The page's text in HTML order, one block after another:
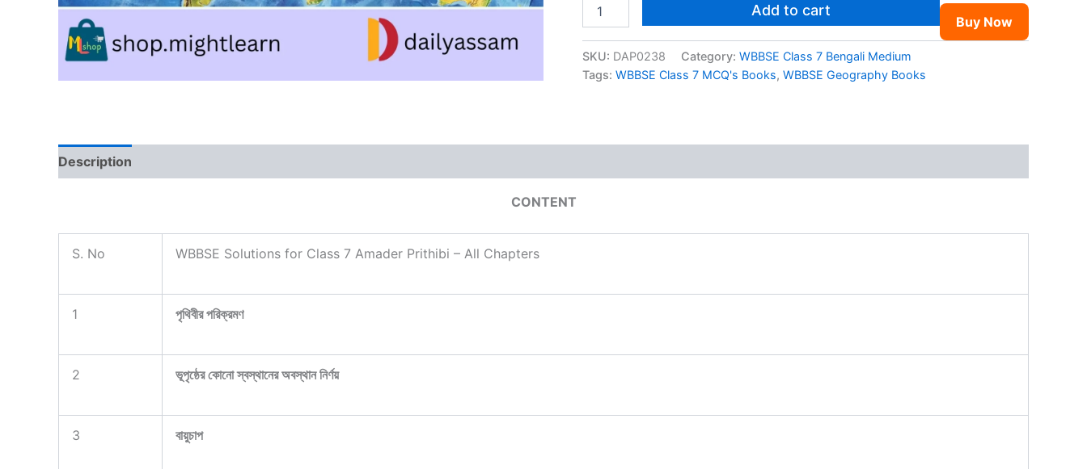
Class
Geography
Books
Add to cart
Buy Now
SKU: DAP0238 Category: WBBSE Class 7 Bengali Medium
Tags: WBBSE Class 7 MCQ's Books, WBBSE Geography Books
Description
CONTENT
S. No WBBSE Solutions for Class 7 Amader Prithibi – All Chapters
1 পৃথিবীর পরিক্রমণ
2 ভূপৃষ্ঠের কোনো স্বস্থানের অবস্থান নির্ণয়
3 বায়ুচাপ